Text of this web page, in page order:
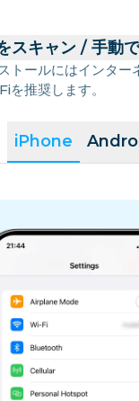
iPhone
スキャン / 手動
トールにはインター
を推奨します。